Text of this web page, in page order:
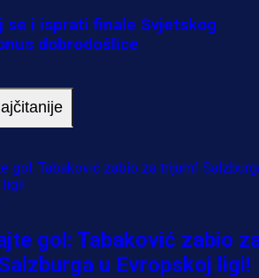
se i isprati finale Svjetskog
dobrodošlice
gol: Tabaković zabio
u Evropskoj ligi!